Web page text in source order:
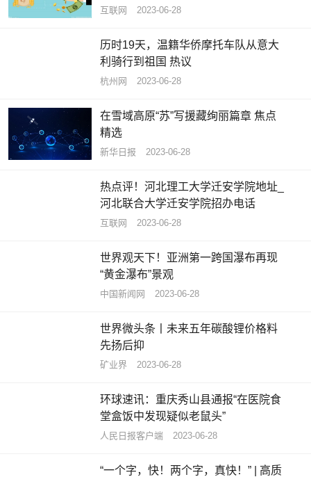
互联网 2023-06-28
历时19天，温籍华侨摩托车队从意大
利骑行到祖国 热议
杭州网 2023-06-28
在雪域高原“苏”写援藏绚丽篇章 焦点
精选
新华日报 2023-06-28
热点评！河北理工大学迁安学院地址_
河北联合大学迁安学院招办电话
互联网 2023-06-28
世界观天下！亚洲第一跨国瀑布再现
“黄金瀑布”景观
中国新闻网 2023-06-28
世界微头条丨未来五年碳酸锂价格料
先扬后抑
矿业界 2023-06-28
环球速讯：重庆秀山县通报“在医院食
堂盒饭中发现疑似老鼠头”
人民日报客户端 2023-06-28
“一个字，快！两个字，真快！” | 高质